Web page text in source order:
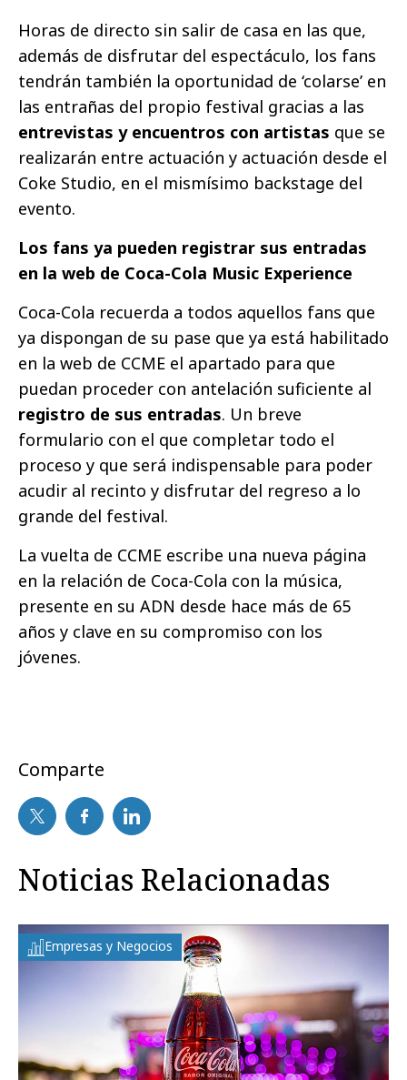
Horas de directo sin salir de casa en las que,
además de disfrutar del espectáculo, los fans
tendrán también la oportunidad de ‘colarse’ en
las entrañas del propio festival gracias a las
entrevistas y encuentros con artistas que se
realizarán entre actuación y actuación desde el
Coke Studio, en el mismísimo backstage del
evento.
Los fans ya pueden registrar sus entradas
en la web de Coca-Cola Music Experience
Coca-Cola recuerda a todos aquellos fans que
ya dispongan de su pase que ya está habilitado
en la web de CCME el apartado para que
puedan proceder con antelación suficiente al
registro de sus entradas. Un breve
formulario con el que completar todo el
proceso y que será indispensable para poder
acudir al recinto y disfrutar del regreso a lo
grande del festival.
La vuelta de CCME escribe una nueva página
en la relación de Coca-Cola con la música,
presente en su ADN desde hace más de 65
años y clave en su compromiso con los
jóvenes.
Comparte
Noticias Relacionadas
Empresas y Negocios